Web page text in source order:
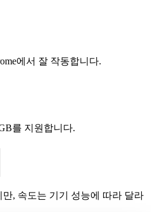
에서 잘 작동합니다.
를 지원합니다.
, 속도는 기기 성능에 따라 달라